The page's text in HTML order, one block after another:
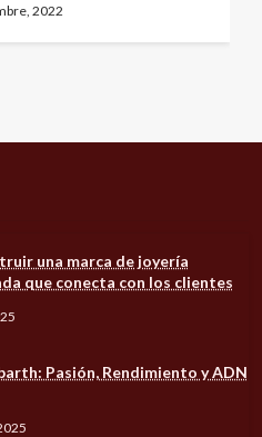
2022
una marca de joyería
que conecta con los clientes
Pasión, Rendimiento y ADN